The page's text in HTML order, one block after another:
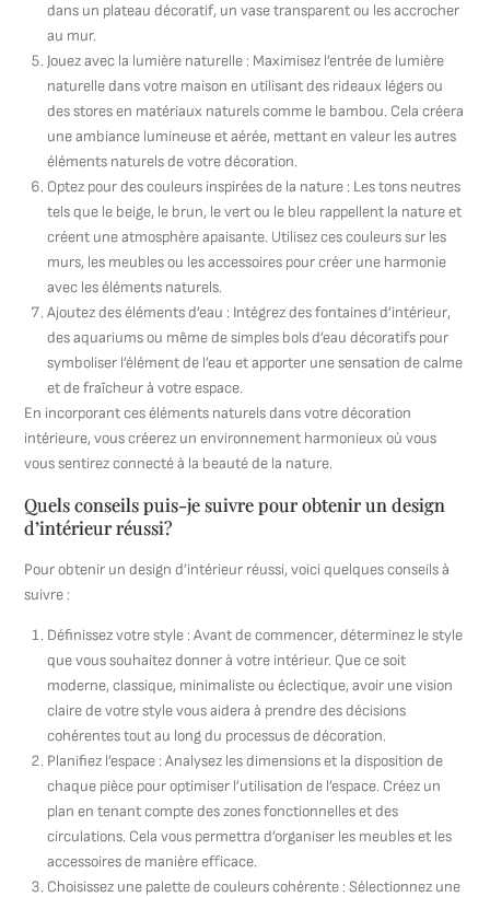
dans un plateau décoratif, un vase transparent ou les accrocher
au mur.
Jouez avec la lumière naturelle : Maximisez l’entrée de lumière
naturelle dans votre maison en utilisant des rideaux légers ou
des stores en matériaux naturels comme le bambou. Cela créera
une ambiance lumineuse et aérée, mettant en valeur les autres
éléments naturels de votre décoration.
Optez pour des couleurs inspirées de la nature : Les tons neutres
tels que le beige, le brun, le vert ou le bleu rappellent la nature et
créent une atmosphère apaisante. Utilisez ces couleurs sur les
murs, les meubles ou les accessoires pour créer une harmonie
avec les éléments naturels.
Ajoutez des éléments d’eau : Intégrez des fontaines d’intérieur,
des aquariums ou même de simples bols d’eau décoratifs pour
symboliser l’élément de l’eau et apporter une sensation de calme
et de fraîcheur à votre espace.
En incorporant ces éléments naturels dans votre décoration
intérieure, vous créerez un environnement harmonieux où vous
vous sentirez connecté à la beauté de la nature.
Quels conseils puis-je suivre pour obtenir un design
d’intérieur réussi?
Pour obtenir un design d’intérieur réussi, voici quelques conseils à
suivre :
Définissez votre style : Avant de commencer, déterminez le style
que vous souhaitez donner à votre intérieur. Que ce soit
moderne, classique, minimaliste ou éclectique, avoir une vision
claire de votre style vous aidera à prendre des décisions
cohérentes tout au long du processus de décoration.
Planifiez l’espace : Analysez les dimensions et la disposition de
chaque pièce pour optimiser l’utilisation de l’espace. Créez un
plan en tenant compte des zones fonctionnelles et des
circulations. Cela vous permettra d’organiser les meubles et les
accessoires de manière efficace.
Choisissez une palette de couleurs cohérente : Sélectionnez une